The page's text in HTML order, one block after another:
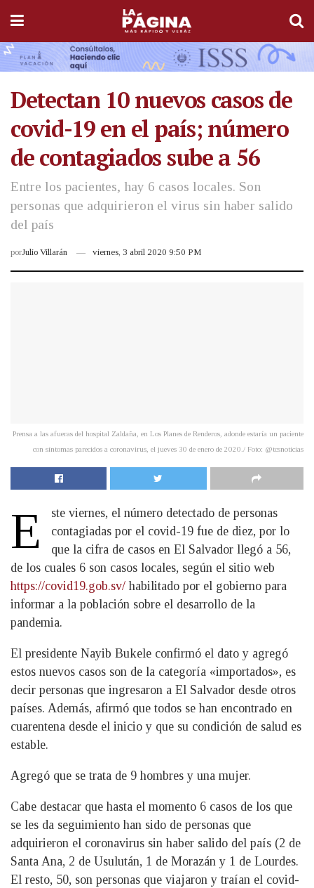
Detectan 10 nuevos casos de
covid-19 en el país; número
de contagiados sube a 56
Entre los pacientes, hay 6 casos locales. Son
personas que adquirieron el virus sin haber salido
del país
porJulio Villarán viernes, 3 abril 2020 9:50 PM
Prensa a las afueras del hospital Zaldaña, en Los Planes de Renderos, adonde estaría un paciente
con síntomas parecidos a coronavirus, el jueves 30 de enero de 2020./ Foto: @tcsnoticias
E
​ste viernes, el número detectado de personas
contagiadas por el covid-19 fue de diez, por lo
que la cifra de casos en El Salvador llegó a 56,
de los cuales 6 son casos locales, según el sitio web
https://covid19.gob.sv/ habilitado por el gobierno para
informar a la población sobre el desarrollo de la
pandemia.
El presidente Nayib Bukele confirmó el dato y agregó
estos nuevos casos son de la categoría «importados», es
decir personas que ingresaron a El Salvador desde otros
países. Además, afirmó que todos se han encontrado en
cuarentena desde el inicio y que su condición de salud es
estable.
Agregó que se trata de 9 hombres y una mujer.
Cabe destacar que hasta el momento 6 casos de los que
se les da seguimiento han sido de personas que
adquirieron el coronavirus sin haber salido del país (2 de
Santa Ana, 2 de Usulután, 1 de Morazán y 1 de Lourdes.
El resto, 50, son personas que viajaron y traían el covid-